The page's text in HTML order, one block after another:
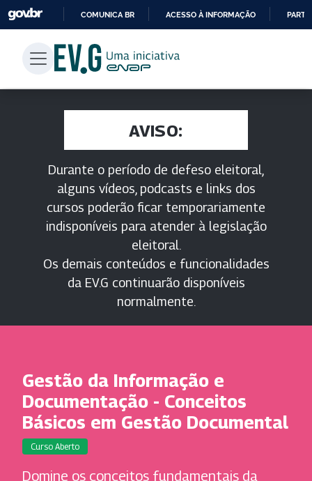
PARA
CONTEÚDO
COMUNICA BR ACESSO À INFORMAÇÃO
AVISO:
Durante o período de defeso eleitoral,
alguns vídeos, podcasts e links dos
cursos poderão ficar temporariamente
indisponíveis para atender à legislação
eleitoral.
Os demais conteúdos e funcionalidades
da EV.G continuarão disponíveis
normalmente.
Gestão da Informação e
Documentação - Conceitos
Básicos em Gestão Documental
Curso Aberto
Domine os conceitos fundamentais da